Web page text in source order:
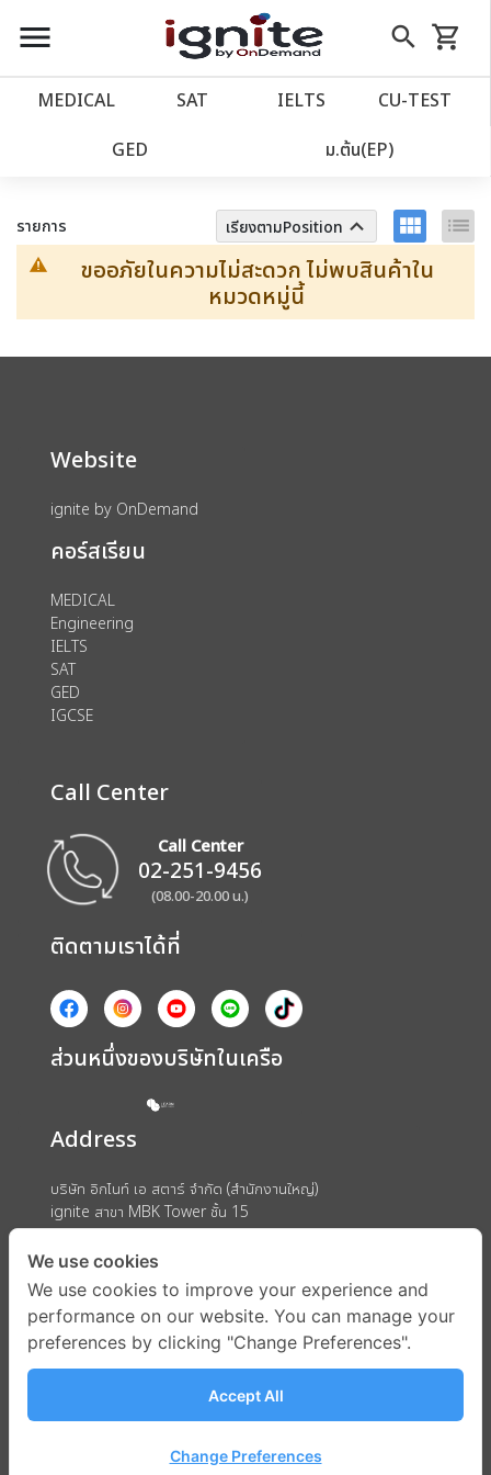
close
account_balance หน้าแรก
เว็บไซต์อิกไนท์
import_contacts วางแผนการเรียน
menu search
Skip
to
shopping_cart
รถเข็น
MEDICAL SAT IELTS CU‑TEST
GED ม.ต้น(EP)
ตัวกรอง
รายการ เรียงตามPosition keyboard_arrow_up view_module list
ขออภัยในความไม่สะดวก ไม่พบสินค้าใน
หมวดหมู่นี้
Website
ignite by OnDemand
คอร์สเรียน
MEDICAL
Engineering
IELTS
SAT
GED
IGCSE
Call Center
Call Center
02-251-9456
(08.00-20.00 น.)
ติดตามเราได้ที่
ส่วนหนึ่งของบริษัทในเครือ
Address
บริษัท อิกไนท์ เอ สตาร์ จำกัด (สำนักงานใหญ่)
ignite สาขา MBK Tower ชั้น 15
ถนนพญาไท แขวงวังใหม่ เขตปทุมวัน กรุงเทพมหานคร 10330
We use cookies
We use cookies to improve your experience and
performance on our website. You can manage your
preferences by clicking "Change Preferences".
Accept All
Change Preferences